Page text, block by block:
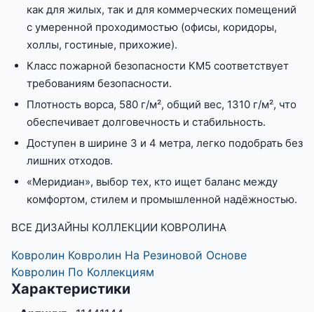
как для жилых, так и для коммерческих помещений
с умеренной проходимостью (офисы, коридоры,
холлы, гостиные, прихожие).
Класс пожарной безопасности КМ5 соответствует
требованиям безопасности.
Плотность ворса, 580 г/м², общий вес, 1310 г/м², что
обеспечивает долговечность и стабильность.
Доступен в ширине 3 и 4 метра, легко подобрать без
лишних отходов.
«Меридиан», выбор тех, кто ищет баланс между
комфортом, стилем и промышленной надёжностью.
ВСЕ ДИЗАЙНЫ КОЛЛЕКЦИИ КОВРОЛИНА
Ковролин Ковролин На Резиновой Основе
Ковролин По Коллекциям
Характеристики